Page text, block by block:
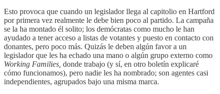
Esto provoca que cuando un legislador llega al capitolio en Hartford
por primera vez realmente le debe bien poco al partido. La campaña
se la ha montado él solito; los demócratas como mucho le han
ayudado a tener acceso a listas de votantes y puesto en contacto con
donantes, pero poco más. Quizás le deben algún favor a un
legislador que les ha echado una mano o algún grupo externo como
Working Families, donde trabajo (y sí, en otro boletín explicaré
cómo funcionamos), pero nadie les ha nombrado; son agentes casi
independientes, agrupados bajo una misma marca.